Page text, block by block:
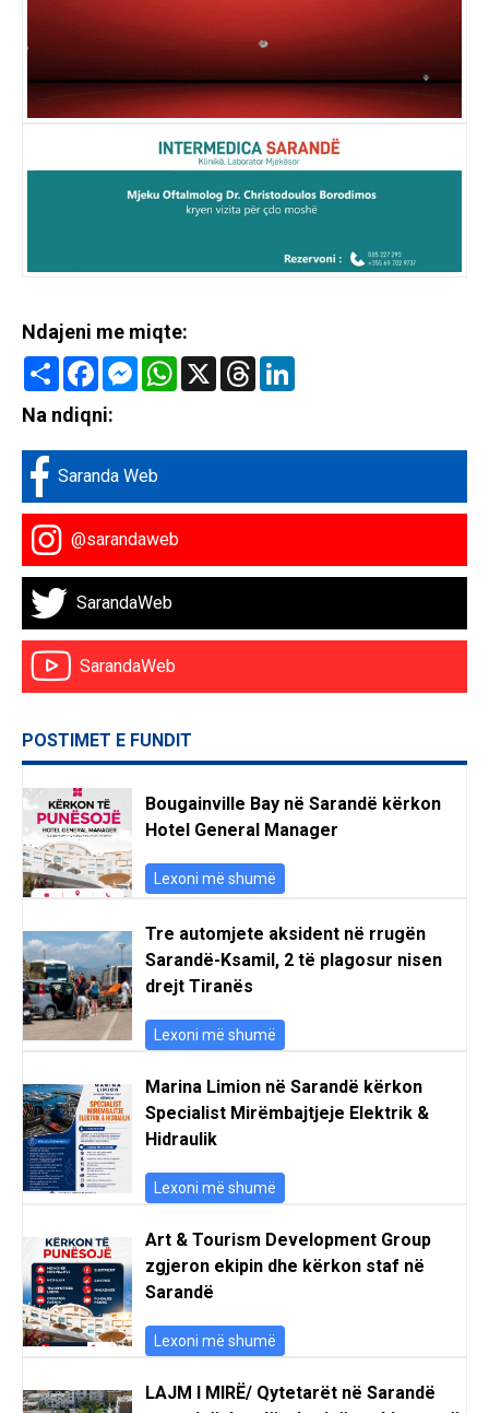
Ndajeni me miqte:
Share FacebookMessenger
WhatsApp
X Threads
Na ndiqni:
Saranda Web
@sarandaweb
SarandaWeb
SarandaWeb
POSTIMET E FUNDIT
Bougainville Bay në Sarandë kërkon
Hotel General Manager
Lexoni më shumë
Tre automjete aksident në rrugën
Sarandë-Ksamil, 2 të plagosur nisen
drejt Tiranës
Lexoni më shumë
Marina Limion në Sarandë kërkon
Specialist Mirëmbajtjeje Elektrik &
Hidraulik
Lexoni më shumë
Art & Tourism Development Group
zgjeron ekipin dhe kërkon staf në
Sarandë
Lexoni më shumë
LAJM I MIRË/ Qytetarët në Sarandë